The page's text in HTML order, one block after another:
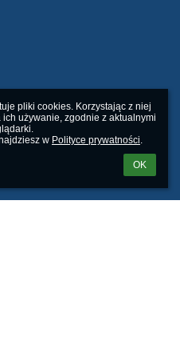
pliki cookies. Korzystając z niej
używanie, zgodnie z aktualnymi
w Polityce prywatności.
OK